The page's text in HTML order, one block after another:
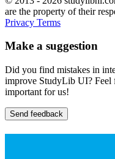
are the property of their
Privacy Terms
Make a suggestion
Did you find mistakes in
improve StudyLib UI? Feel
important for us!
Send feedback